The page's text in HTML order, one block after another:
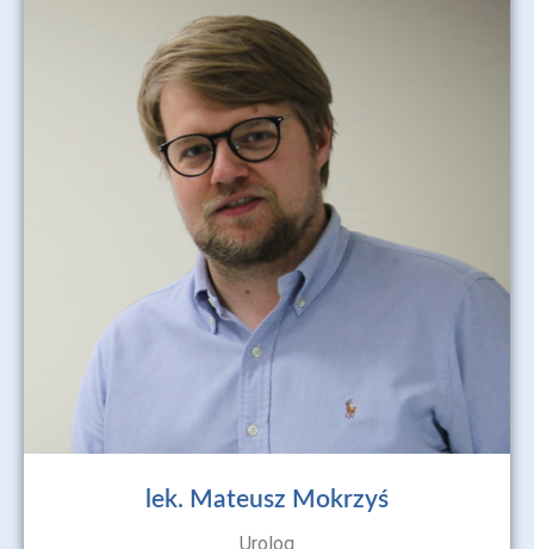
lek. Mateusz Mokrzyś
Urolog